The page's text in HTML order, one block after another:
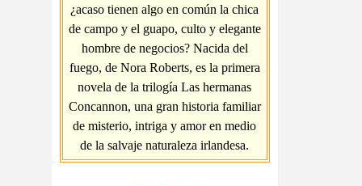
¿acaso tienen algo en común la chica
de campo y el guapo, culto y elegante
hombre de negocios? Nacida del
fuego, de Nora Roberts, es la primera
novela de la trilogía Las hermanas
Concannon, una gran historia familiar
de misterio, intriga y amor en medio
de la salvaje naturaleza irlandesa.